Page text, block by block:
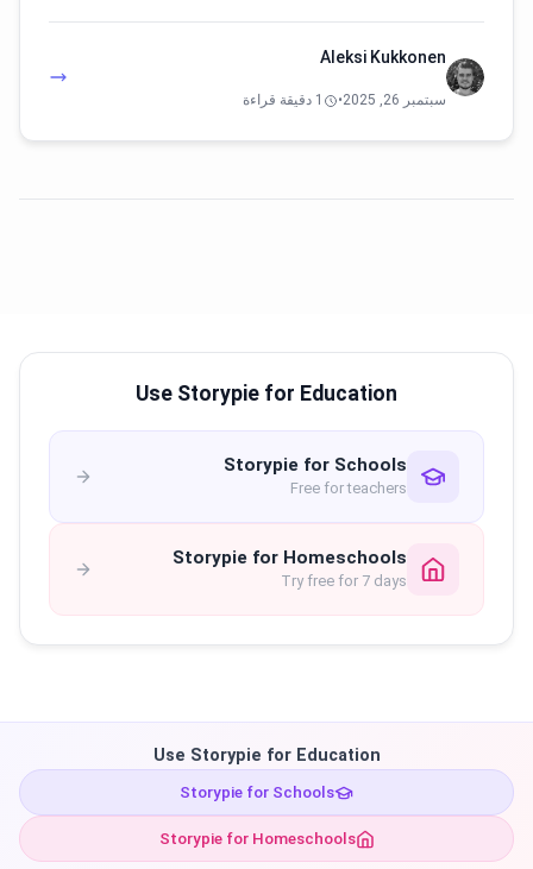
Aleksi Kukkonen
سبتمبر 26, 2025 • 1 دقيقة قراءة
Use Storypie for Education
Storypie for Schools
Free for teachers
Storypie for Homeschools
Try free for 7 days
Use Storypie for Education
Storypie for Schools
Storypie for Homeschools